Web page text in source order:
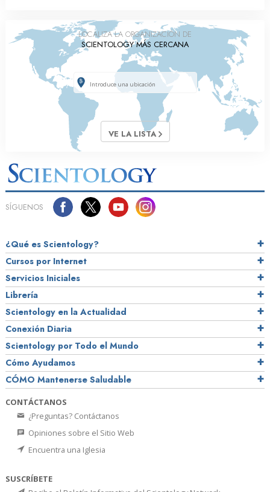
LOCALIZA LA ORGANIZACIÓN DE
SCIENTOLOGY MÁS CERCANA
VE LA LISTA
SÍGUENOS
¿Qué es Scientology?
Cursos por Internet
Servicios Iniciales
Librería
Scientology en la Actualidad
Conexión Diaria
Scientology por Todo el Mundo
Cómo Ayudamos
CÓMO Mantenerse Saludable
CONTÁCTANOS
¿Preguntas? Contáctanos
Opiniones sobre el Sitio Web
Encuentra una Iglesia
SUSCRÍBETE